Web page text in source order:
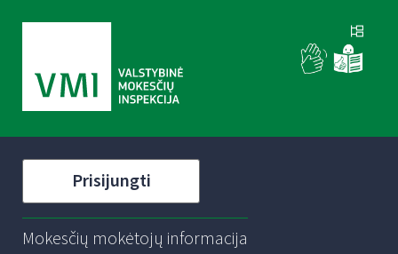
Prisijungti
Mokesčių mokėtojų informacija